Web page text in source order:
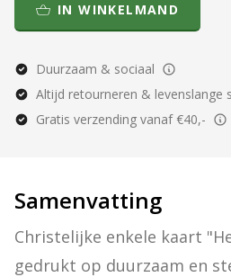
IN WINKELMAND
Duurzaam & sociaal
Altijd retourneren & levenslange
Gratis verzending vanaf €40,-
Samenvatting
Christelijke enkele kaart
gedrukt op duurzaam en